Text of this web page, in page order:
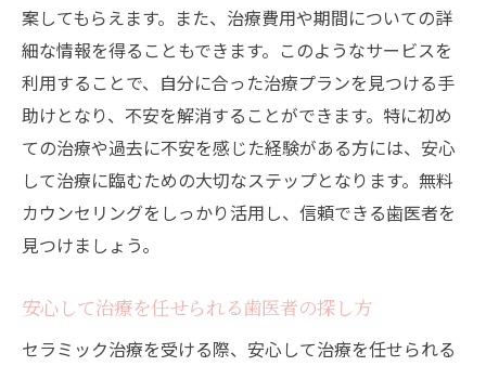
案してもらえます。また、治療費用や期間についての詳
細な情報を得ることもできます。このようなサービスを
利用することで、自分に合った治療プランを見つける手
助けとなり、不安を解消することができます。特に初め
ての治療や過去に不安を感じた経験がある方には、安心
して治療に臨むための大切なステップとなります。無料
カウンセリングをしっかり活用し、信頼できる歯医者を
見つけましょう。
安心して治療を任せられる歯医者の探し方
セラミック治療を受ける際、安心して治療を任せられる